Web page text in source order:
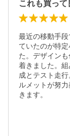
これも買って
最近の移動手
ていたのが特
た。デザイン
着きました。
成とテスト走
ルメットが努
きます。